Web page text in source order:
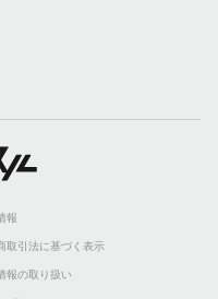
報
取引法に基づく表示
報の取り扱い